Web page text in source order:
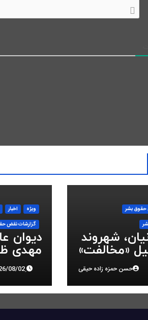
حقوق بشر
شهروند
«مخالفت»
با حکومت به ۵ سال
شد
حسن حمزه زاده حیقی
ویژه اخبار
گزارشات نقض
دیوان
مهدی